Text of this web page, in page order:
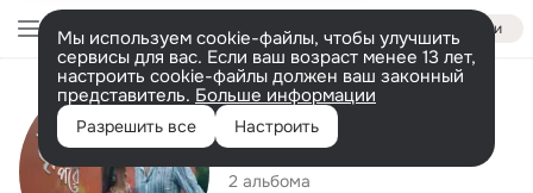
Войти
Мы используем cookie-файлы, чтобы улучшить
сервисы для вас. Если ваш возраст менее 13 лет,
настроить cookie-файлы должен ваш законный
представитель. Больше информации
Разрешить все Настроить
Исполнитель
Shubham Banerjee
2 альбома